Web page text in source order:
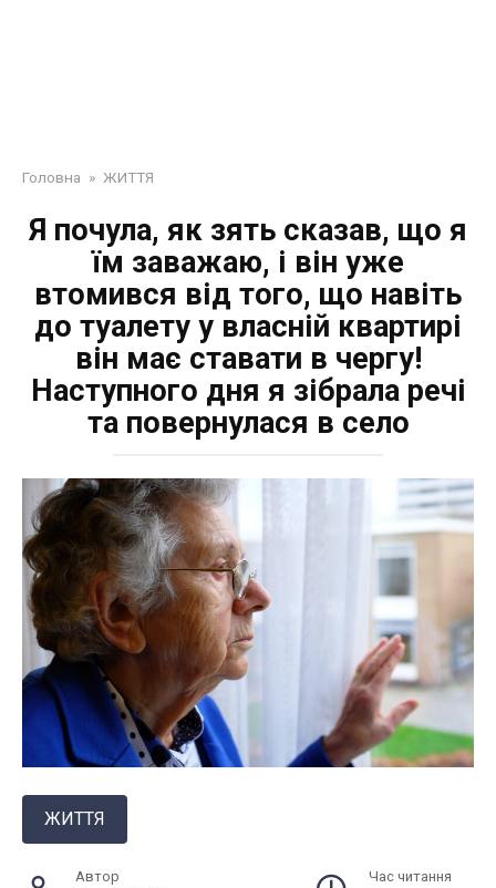
Головна » ЖИТТЯ
Я почула, як зять сказав, що я
їм заважаю, і він уже
втомився від того, що навіть
до туалету у власній квартирі
він має ставати в чергу!
Наступного дня я зібрала речі
та повернулася в село
ЖИТТЯ
Автор Час читання